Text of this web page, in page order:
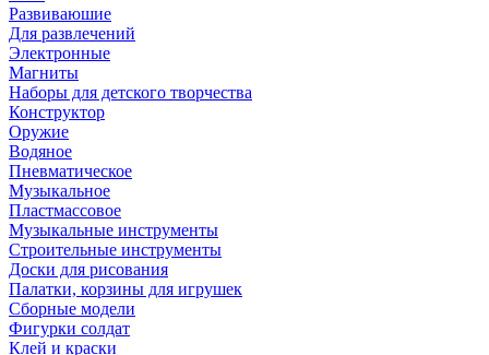
Развиваюшие
Для развлечений
Электронные
Магниты
Наборы для детского творчества
Конструктор
Оружие
Водяное
Пневматическое
Музыкальное
Пластмассовое
Музыкальные инструменты
Строительные инструменты
Доски для рисования
Палатки, корзины для игрушек
Сборные модели
Фигурки солдат
Клей и краски